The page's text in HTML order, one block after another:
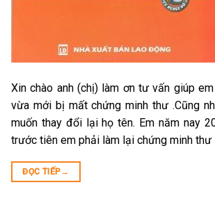
Xin chào anh (chị) làm ơn tư vấn giúp
vừa mới bị mất chứng minh thư .Cũng
muốn thay đổi lại họ tên. Em năm nay
trước tiên em phải làm lại chứng minh thư
ĐỌC TIẾP→